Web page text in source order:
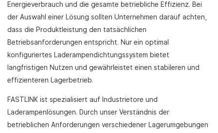
Energieverbrauch und die gesamte betriebliche Effizienz. Bei
der Auswahl einer Lösung sollten Unternehmen darauf achten,
dass die Produktleistung den tatsächlichen
Betriebsanforderungen entspricht. Nur ein optimal
konfiguriertes Laderampendichtungssystem bietet
langfristigen Nutzen und gewährleistet einen stabileren und
effizienteren Lagerbetrieb.
FASTLINK ist spezialisiert auf Industrietore und
Laderampenlösungen. Durch unser Verständnis der
betrieblichen Anforderungen verschiedener Lagerumgebungen